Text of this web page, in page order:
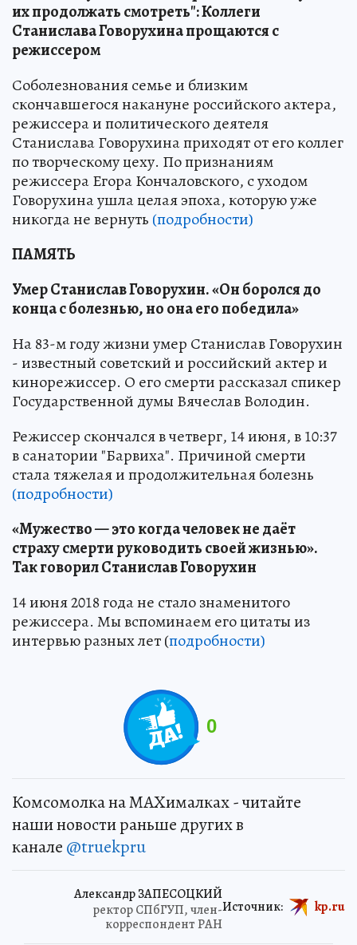
их продолжать смотреть": Коллеги
Станислава Говорухина прощаются с
режиссером
Соболезнования семье и близким
скончавшегося накануне российского актера,
режиссера и политического деятеля
Станислава Говорухина приходят от его коллег
по творческому цеху. По признаниям
режиссера Егора Кончаловского, с уходом
Говорухина ушла целая эпоха, которую уже
никогда не вернуть (подробности)
ПАМЯТЬ
Умер Станислав Говорухин. «Он боролся до
конца с болезнью, но она его победила»
На 83-м году жизни умер Станислав Говорухин
- известный советский и российский актер и
кинорежиссер. О его смерти рассказал спикер
Государственной думы Вячеслав Володин.
Режиссер скончался в четверг, 14 июня, в 10:37
в санатории "Барвиха". Причиной смерти
стала тяжелая и продолжительная болезнь
(подробности)
«Мужество — это когда человек не даёт
страху смерти руководить своей жизнью».
Так говорил Станислав Говорухин
14 июня 2018 года не стало знаменитого
режиссера. Мы вспоминаем его цитаты из
интервью разных лет (подробности)
0
Комсомолка на MAXималках - читайте
наши новости раньше других в
канале @truekpru
Александр ЗАПЕСОЦКИЙ
ректор СПбГУП, член-
корреспондент РАН
Источник: kp.ru